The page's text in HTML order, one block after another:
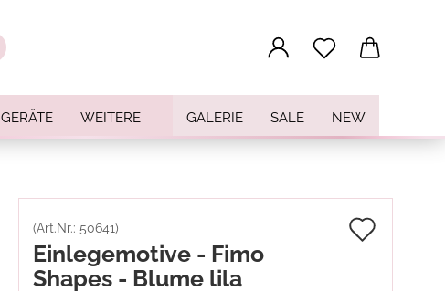
Suche...
GERÄTE GALERIE SALE NEW
WEITERE
(Art.Nr.: 50641)
Einlegemotive - Fimo
Shapes - Blume lila